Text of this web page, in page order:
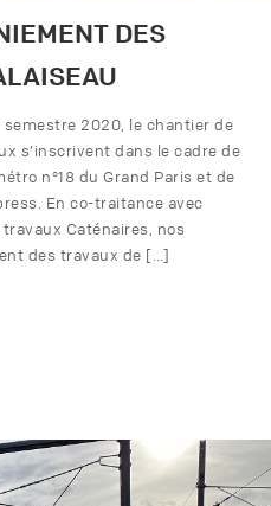
DES
2020, le chantier de
s’inscrivent dans le cadre de
n°18 du Grand Paris et de
En co-traitance avec
Caténaires, nos
des travaux de […]